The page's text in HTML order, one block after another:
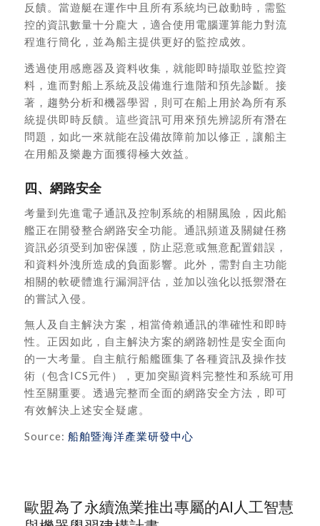
反饋。當遊艇在運作中且所有系統均已啟動時，需監
控的資訊數量十分龐大，適合使用電腦運算能力對流
程進行簡化，並為船主提供更好的監控成效。
透過使用感應器及資料收集，就能即時擷取並監控資
料，進而對船上系統及設備進行進階和預先診斷。接
著，趨勢分析和機器學習，則可在船上用於為所有系
統提供即時反饋。這些資訊可用來預先辨認所有潛在
問題，如此一來就能在設備故障前加以修正，讓船主
在用船及樂趣方面獲得極大效益。
四、網路安全
考量到先進電子通訊及控制系統的相關風險，因此船
艦正在開發整合網路安全功能。通訊頻道及關鍵任務
資訊必須受到加密保護，防止惡意或無意配置錯誤，
和資料外洩所造成的負面影響。此外，需對自主功能
相關的軟硬體進行漏洞評估，並加以強化以抵禦潛在
的嘗試入侵。
無人及自主解決方案，相當倚賴通訊的準確性和即時
性。正因如此，自主解決方案的網路韌性是安全面向
的一大考量。自主航行船艦匯集了各種資訊及操作技
術（包含ICS元件），更加突顯資料完整性和系統可用
性至關重要。透過完整而全面的網路安全方法，即可
有效解決上述安全疑慮。
Source: 船舶暨海洋產業研發中心
歐盟為了永續漁業推出專屬的AI人工智慧